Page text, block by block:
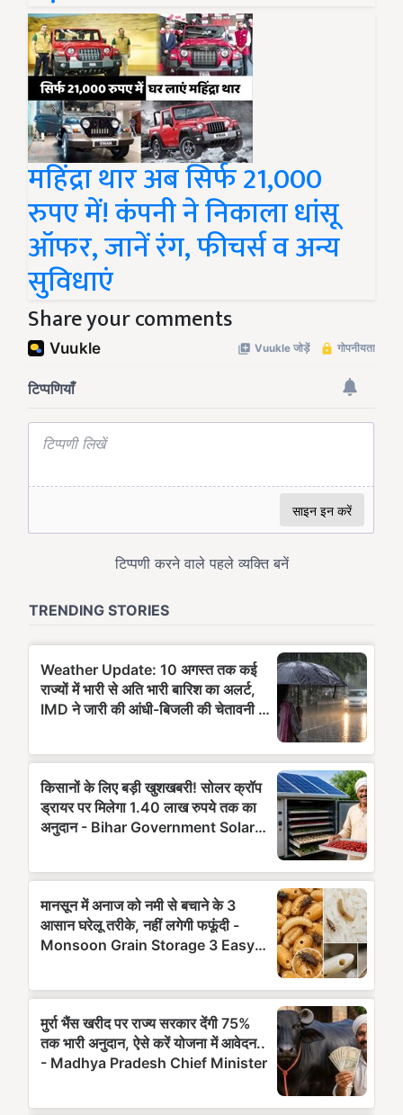
महिंद्रा थार अब सिर्फ 21,000
रुपए में! कंपनी ने निकाला धांसू
ऑफर, जानें रंग, फीचर्स व अन्य
सुविधाएं
Share your comments